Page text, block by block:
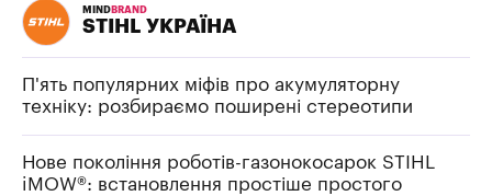
MIND BRAND
STIHL УКРАЇНА
П'ять популярних міфів про акумуляторну
техніку: розбираємо поширені стереотипи
Нове покоління роботів-газонокосарок STIHL
iMOW®: встановлення простіше простого